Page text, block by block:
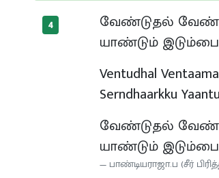
4
வேண்டுதல்
யாண்டும்
Ventudhal
Serndhaarkku
வேண்டுதல்
யாண்டும்
பாண்டியராஜா.ப (சீர்